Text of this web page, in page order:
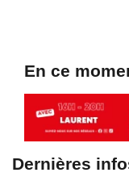
En ce
Dernières